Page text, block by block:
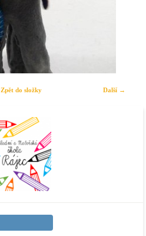
Další →
Zpět do složky